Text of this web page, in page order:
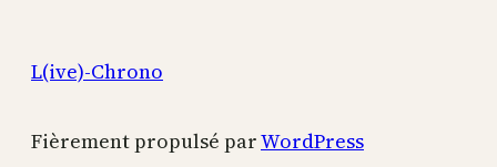
L(ive)-Chrono
Fièrement propulsé parWordPress